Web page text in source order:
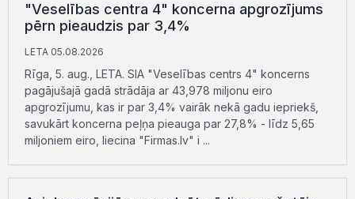
"Veselības centra 4" koncerna apgrozījums
pērn pieaudzis par 3,4%
LETA 05.08.2026
Rīga, 5. aug., LETA. SIA "Veselības centrs 4" koncerns
pagājušajā gadā strādāja ar 43,978 miljonu eiro
apgrozījumu, kas ir par 3,4% vairāk nekā gadu iepriekš,
savukārt koncerna peļņa pieauga par 27,8% - līdz 5,65
miljoniem eiro, liecina "Firmas.lv" i ...